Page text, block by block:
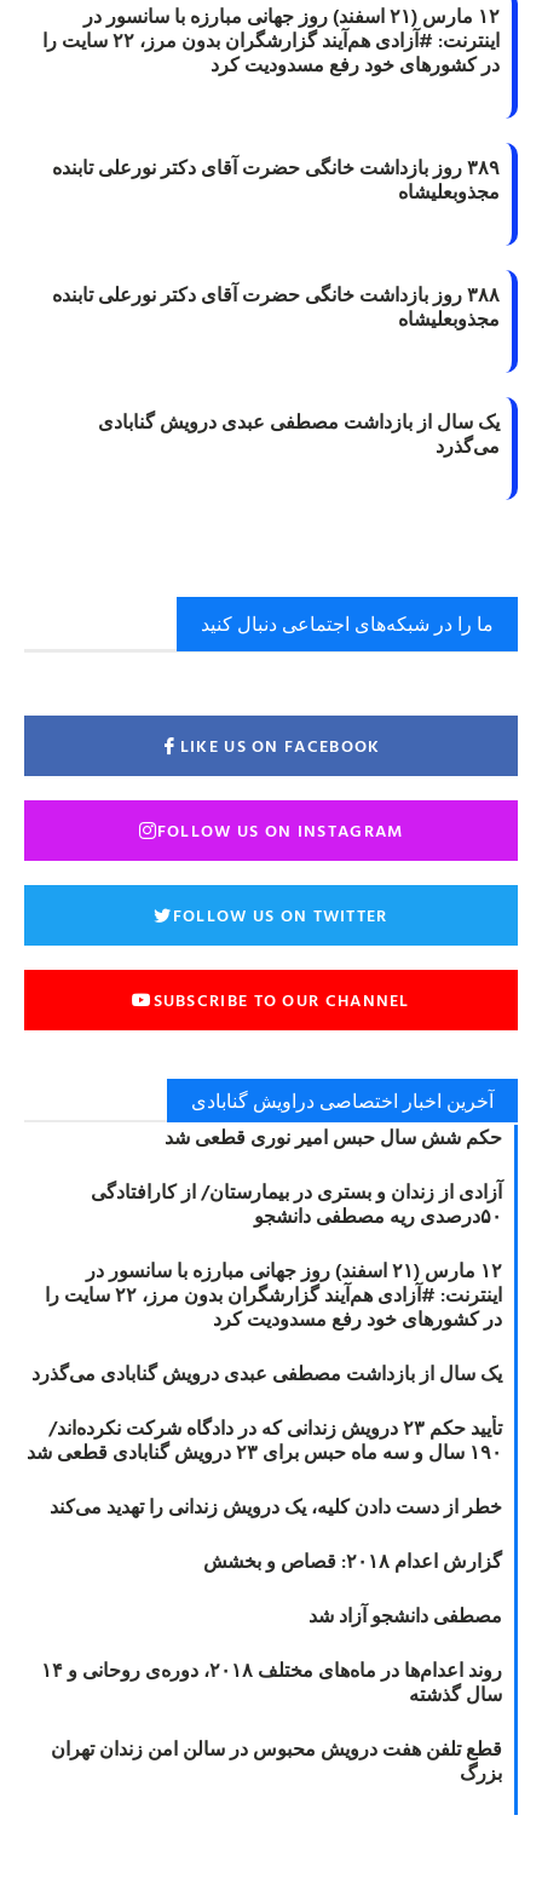
۱۲ مارس (۲۱ اسفند) روز جهانی مبارزه با سانسور در
اینترنت: #آزادی هم‌آیند گزارشگران‌ بدون مرز، ۲۲ سایت را
در کشورهای خود رفع مسدودیت کرد
۳۸۹ روز بازداشت خانگی حضرت آقای دکتر نورعلی تابنده
مجذوبعلیشاه
۳۸۸ روز بازداشت خانگی حضرت آقای دکتر نورعلی تابنده
مجذوبعلیشاه
یک سال از بازداشت مصطفی عبدی درویش گنابادی
می‌گذرد
ما را در شبکه‌های اجتماعی دنبال کنید
LIKE US ON FACEBOOK
FOLLOW US ON INSTAGRAM
FOLLOW US ON TWITTER
SUBSCRIBE TO OUR CHANNEL
آخرین اخبار اختصاصی دراویش گنابادی
حکم شش سال حبس امیر نوری قطعی شد
آزادی از زندان و بستری در بیمارستان/ از کارافتادگی
۵۰درصدی ریه مصطفی دانشجو
۱۲ مارس (۲۱ اسفند) روز جهانی مبارزه با سانسور در
اینترنت: #آزادی هم‌آیند گزارشگران‌ بدون مرز، ۲۲ سایت را
در کشورهای خود رفع مسدودیت کرد
یک سال از بازداشت مصطفی عبدی درویش گنابادی می‌گذرد
تأیید حکم ۲۳ درویش زندانی که در دادگاه شرکت نکرده‌اند/
۱۹۰ سال و سه ماه حبس برای ۲۳ درویش گنابادی قطعی شد
خطر از دست دادن کلیه، یک درویش زندانی را تهدید می‌کند
گزارش اعدام ۲۰۱۸: قصاص و بخشش
مصطفی دانشجو آزاد شد
روند اعدام‌ها در ماه‌های مختلف ۲۰۱۸، دوره‌ی روحانی و ۱۴
سال گذشته
قطع تلفن هفت درویش محبوس در سالن امن زندان تهران
بزرگ